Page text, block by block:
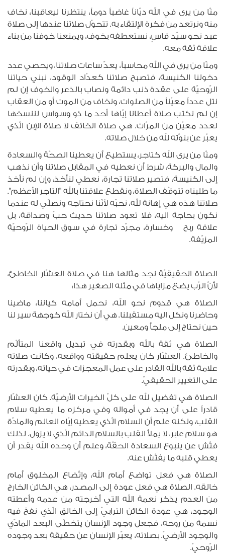
منّا من يرى في الله ديّاناً غاضباً دوماً، ينتظرنا ليعاقبنا، نخاف
منه ونرتعد من فكرة الإلتقاء به. تتحوّل صلاتنا عندها إلى صلاة
عبد نحو سيّد قاسٍ، نستعطفه بخوف، ويمنعنا خوفنا من بناء
علاقة ثقة معه.
ومنّا من يرى في الله محاسباً، يعدّ ساعات صلاتنا، ويحصي عدد
دخولنا الكنيسة، فتصبح صلاتنا كعدّاد الوقود، نبني حياتنا
الرّوحيّة على عقدة ذنب دائمة ونصاب بالذعر والخوف إن لم
نتل عدداً معيّناً من الصلوات، ونخاف من الموت أو من العقاب
إن لم نكتب صلاة أعطانا إيّاها أحد ما ذو وسواس لننسخها
لعدد معيّن من المرّات. هي صلاة الخائف لا صلاة الإبن الّذي
يعبّر عن بنوّته لله من خلال صلاته.
ومنّا من يرى الله كتاجر، يستطيع أن يعطينا الصحّة والسعادة
والمال والبركة، شرط أن نعطيه في المقابل صلاتنا وأن نذهب
إلى الكنيسة، فتصير صلاتنا تجارة، نعطي لنأخذ، وإن لم نأخذ
ما طلبناه تتوقّف الصلاة، ونقطع علاقتنا بالله "التاجر الأعظم".
صلاتنا هذه هي إهانة لله، نحبّه لأنّنا نحتاجه ونصلّي له عندما
نكون بحاجة اليه، فلا تعود صلاتنا حديث حبّ وصداقة، بل
علاقة ربح وخسارة، مجرّد تجارة في سوق الحياة الرّوحيّة
المزيّفة.
الصلاة الحقيقيّة نجد مثالها هنا في صلاة العشّار الخاطئ،
لأنّ الرّب يضع مزاياها في مثله الصغير هذا:
الصلاة هي قدوم نحو الله، نحمل أمامه كياننا، ماضينا
وحاضرنا ونكل اليه مستقبلنا. هي أن نختار الله كوجهة سير لنا
حين نحتاج إلى ملجأ ومعين.
الصلاة هي ثقة بالله وبقدرته في تبديل واقعنا المتألّم
والخاطئ. العشّار كان يعلم حقيقته وواقعه، وكانت صلاته
علامة ثقة بالله القادر على عمل المعجزات في حياته، وبقدرته
على التغيير الحقيقيّ.
الصلاة هي تفضيل لله على كلّ الخيرات الأرضيّة. كان العشّار
قادراً على أن يجد في أمواله وفي مركزه ما يعطيه سلام
القلب، ولكنه علم أن السلام الّذي يعطيه إيّاه العالم والمادّة
هو سلام عابر، لا يملأ القلب بالسلام الدائم الّذي لا يزول. لذلك
فتّش عن ينبوع السعادة الحقّة، وعلم أن وحده الله يقدر أن
يعطي قلبه ما يفتّش عنه.
الصلاة هي فعل تواضع أمام الله، وإتّضاع المخلوق أمام
خالقه. الصلاة هي فعل عودة إلى المصدر، هي الكائن الخارج
من العدم يذكر نعمة الله التي أخرجته من عدمه وأعطته
الوجود، هي عودة الكائن الترابيّ إلى الخالق الّذي نفخ فيه
نسمة من روحه، فجعل وجود الإنسان يتخطّى البعد المادّي
والوجود الأرضيّ. بصلاته، يعبّر الإنسان عن حقيقة بعد وجوده
الرّوحيّ.